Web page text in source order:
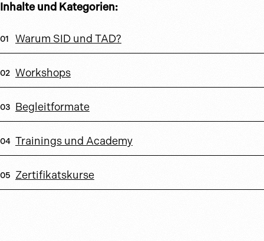
Inhalte und Kategorien:
Warum SID und TAD?
Workshops
Begleitformate
Trainings und Academy
Zertifikatskurse